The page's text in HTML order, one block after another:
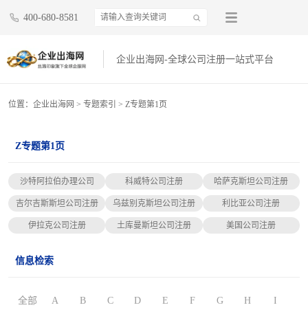
400-680-8581
企业出海网-全球公司注册一站式平台
位置： 企业出海网 > 专题索引 > Z专题第1页
Z专题第1页
沙特阿拉伯办理公司 科威特公司注册 哈萨克斯坦公司注册
吉尔吉斯斯坦公司注册 乌兹别克斯坦公司注册 利比亚公司注册
伊拉克公司注册 土库曼斯坦公司注册 美国公司注册
信息检索
全部 A B C D E F G H
I